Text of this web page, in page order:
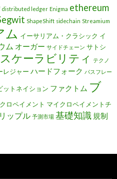
distributed ledger Enigma ethereum
ShapeShift sidechain Streamium
ム イーサリアム・クラシック イ
ム オーガー サイドチェーン サトシ
スケーラビリティ
テクノ
レジャー ハードフォーク パスフレー
ットネイション ファクトム ブ
ロペイメント マイクロペイメントチ
リップル 予測市場 基礎知識 規制